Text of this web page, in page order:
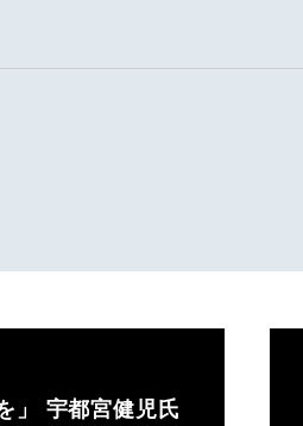
」 宇都宮健児氏